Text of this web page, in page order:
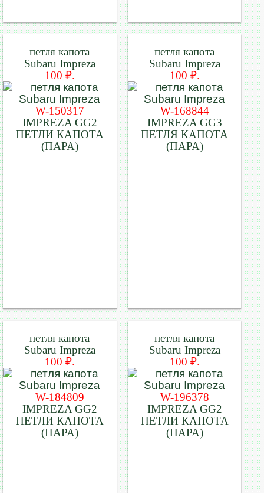
петля капота
Subaru Impreza
100 ₽.
W-150317
IMPREZA GG2
ПЕТЛИ КАПОТА
(ПАРА)
петля капота
Subaru Impreza
100 ₽.
W-168844
IMPREZA GG3
ПЕТЛЯ КАПОТА
(ПАРА)
петля капота
Subaru Impreza
100 ₽.
W-184809
IMPREZA GG2
ПЕТЛИ КАПОТА
(ПАРА)
петля капота
Subaru Impreza
100 ₽.
W-196378
IMPREZA GG2
ПЕТЛИ КАПОТА
(ПАРА)